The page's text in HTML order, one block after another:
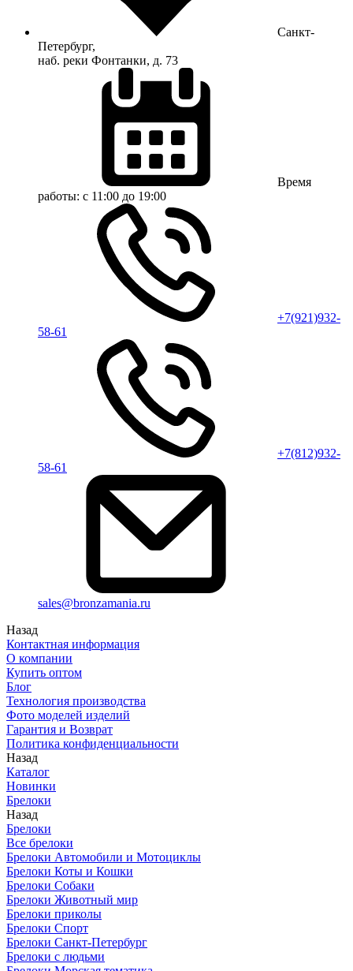
Санкт-
Петербург,
наб. реки Фонтанки, д. 73
Время
работы: с 11:00 до 19:00
+7(921)932-
58-61
+7(812)932-
58-61
sales@bronzamania.ru
Назад
Контактная информация
О компании
Купить оптом
Блог
Технология производства
Фото моделей изделий
Гарантия и Возврат
Политика конфиденциальности
Назад
Каталог
Новинки
Брелоки
Назад
Брелоки
Все брелоки
Брелоки Автомобили и Мотоциклы
Брелоки Коты и Кошки
Брелоки Собаки
Брелоки Животный мир
Брелоки приколы
Брелоки Спорт
Брелоки Санкт-Петербург
Брелоки с людьми